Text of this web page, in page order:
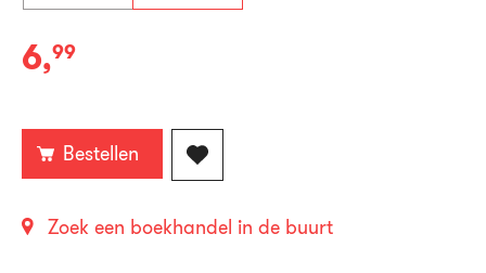
E-
6,99
Bestellen
Zoek een boekhandel in de buurt